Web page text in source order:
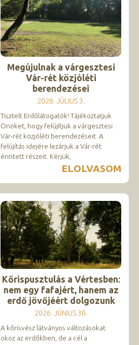
Megújulnak a várgesztesi
Vár-rét közjóléti
berendezései
2026. JÚLIUS 3.
Tisztelt Erdőlátogatók! Tájékoztatjuk
Önöket, hogy felújítjuk a várgesztesi
Vár-rét közjóléti berendezéseit. A
felújítás idejére lezárjuk a Vár-rét
érintett részeit. Kérjük,
ELOLVASOM
Kőrispusztulás a Vértesben:
nem egy fafajért, hanem az
erdő jövőjéért dolgozunk
2026. JÚNIUS 30.
A kőrisvész látványos változásokat
okoz az erdőkben, de a cél a